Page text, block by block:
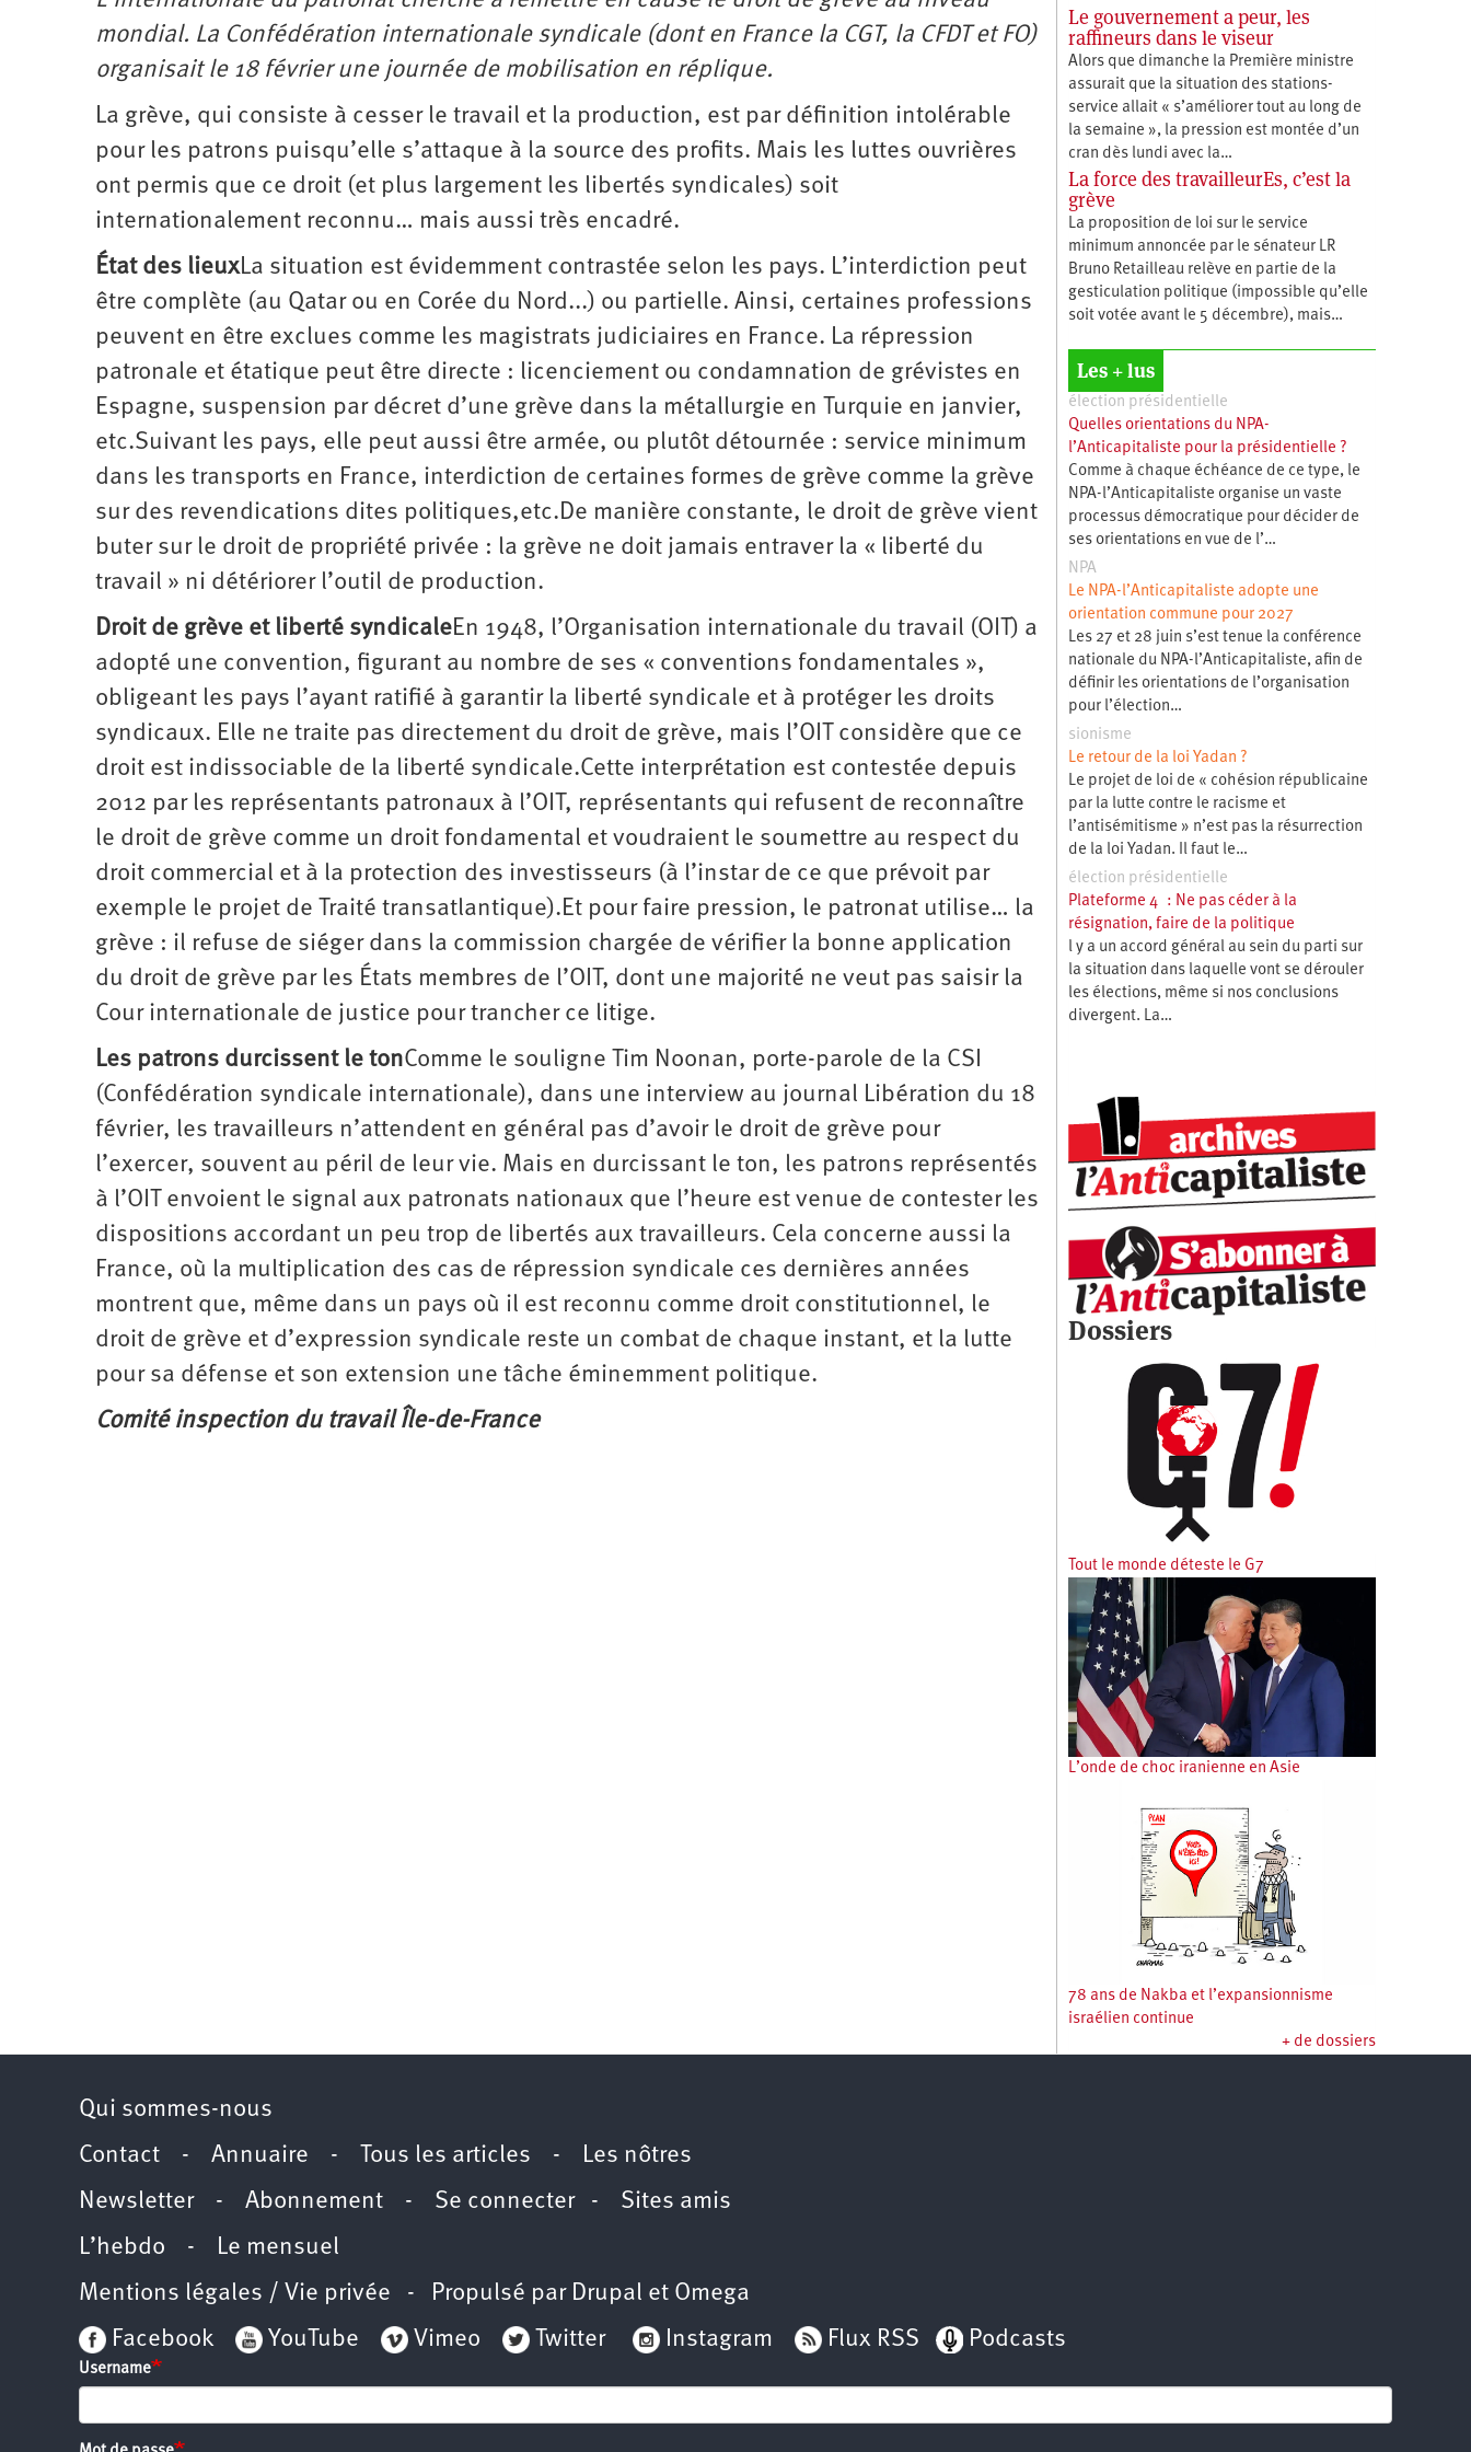
mondial. La Confédération internationale syndicale (dont en France la CGT, la CFDT et FO)
organisait le 18 février une journée de mobilisation en réplique.
La grève, qui consiste à cesser le travail et la production, est par définition intolérable
pour les patrons puisqu’elle s’attaque à la source des profits. Mais les luttes ouvrières
ont permis que ce droit (et plus largement les libertés syndicales) soit
internationalement reconnu… mais aussi très encadré.
État des lieuxLa situation est évidemment contrastée selon les pays. L’interdiction peut
être complète (au Qatar ou en Corée du Nord...) ou partielle. Ainsi, certaines professions
peuvent en être exclues comme les magistrats judiciaires en France. La répression
patronale et étatique peut être directe : licenciement ou condamnation de grévistes en
Espagne, suspension par décret d’une grève dans la métallurgie en Turquie en janvier,
etc.Suivant les pays, elle peut aussi être armée, ou plutôt détournée : service minimum
dans les transports en France, interdiction de certaines formes de grève comme la grève
sur des revendications dites politiques,etc.De manière constante, le droit de grève vient
buter sur le droit de propriété privée : la grève ne doit jamais entraver la « liberté du
travail » ni détériorer l’outil de production.
Droit de grève et liberté syndicaleEn 1948, l’Organisation internationale du travail (OIT) a
adopté une convention, figurant au nombre de ses « conventions fondamentales »,
obligeant les pays l’ayant ratifié à garantir la liberté syndicale et à protéger les droits
syndicaux. Elle ne traite pas directement du droit de grève, mais l’OIT considère que ce
droit est indissociable de la liberté syndicale.Cette interprétation est contestée depuis
2012 par les représentants patronaux à l’OIT, représentants qui refusent de reconnaître
le droit de grève comme un droit fondamental et voudraient le soumettre au respect du
droit commercial et à la protection des investisseurs (à l’instar de ce que prévoit par
exemple le projet de Traité transatlantique).Et pour faire pression, le patronat utilise… la
grève : il refuse de siéger dans la commission chargée de vérifier la bonne application
du droit de grève par les États membres de l’OIT, dont une majorité ne veut pas saisir la
Cour internationale de justice pour trancher ce litige.
Les patrons durcissent le tonComme le souligne Tim Noonan, porte-parole de la CSI
(Confédération syndicale internationale), dans une interview au journal Libération du 18
février, les travailleurs n’attendent en général pas d’avoir le droit de grève pour
l’exercer, souvent au péril de leur vie. Mais en durcissant le ton, les patrons représentés
à l’OIT envoient le signal aux patronats nationaux que l’heure est venue de contester les
dispositions ­accordant un peu trop de libertés aux travailleurs. Cela concerne aussi la
France, où la multiplication des cas de répression syndicale ces dernières années
montrent que, même dans un pays où il est reconnu comme droit constitutionnel, le
droit de grève et d’expression syndicale reste un combat de chaque instant, et la lutte
pour sa défense et son extension une tâche éminemment politique.
Comité inspection du travail Île-de-France
Le gouvernement a peur, les
raffineurs dans le viseur
Alors que dimanche la Première ministre
assurait que la situation des stations-
service allait « s’améliorer tout au long de
la semaine », la pression est montée d’un
cran dès lundi avec la…
La force des travailleurEs, c’est la
grève
La proposition de loi sur le service
minimum annoncée par le sénateur LR
Bruno Retailleau relève en partie de la
gesticulation politique (impossible qu’elle
soit votée avant le 5 décembre), mais…
Les + lus
élection présidentielle
Quelles orientations du NPA-
l’Anticapitaliste pour la présidentielle ?
Comme à chaque échéance de ce type, le
NPA-l’Anticapitaliste organise un vaste
processus démocratique pour décider de
ses orientations en vue de l’…
NPA
Le NPA-l’Anticapitaliste adopte une
orientation commune pour 2027
Les 27 et 28 juin s’est tenue la conférence
nationale du NPA-l’Anticapitaliste, afin de
définir les orientations de l’organisation
pour l’élection…
sionisme
Le retour de la loi Yadan ?
Le projet de loi de « cohésion républicaine
par la lutte contre le racisme et
l’antisémitisme » n’est pas la résurrection
de la loi Yadan. Il faut le…
élection présidentielle
Plateforme 4 : Ne pas céder à la
résignation, faire de la politique
l y a un accord général au sein du parti sur
la situation dans laquelle vont se dérouler
les élections, même si nos conclusions
divergent. La…
Dossiers
Tout le monde déteste le G7
L’onde de choc iranienne en Asie
78 ans de Nakba et l’expansionnisme
israélien continue
+ de dossiers
Qui sommes-nous
Contact - Annuaire - Tous les articles - Les nôtres
Newsletter- Abonnement - Se connecter- Sites amis
L’hebdo - Le mensuel
Mentions légales / Vie privée - Propulsé par Drupal et Omega
Facebook
YouTube Vimeo Twitter Instagram Flux RSS Podcasts
Username